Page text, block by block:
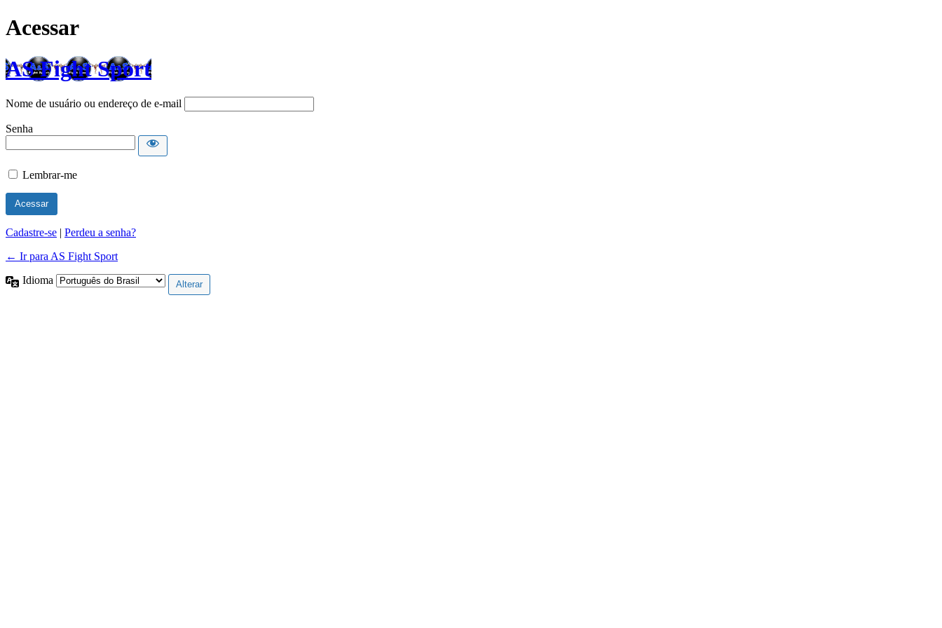
Acessar
AS Fight Sport
Nome de usuário ou endereço de e-mail
Senha
Lembrar-me
Cadastre-se | Perdeu a senha?
← Ir para AS Fight Sport
Idioma